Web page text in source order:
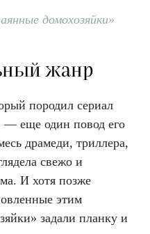
домохозяйки»
жанр
породил сериал
— еще один повод его
драмеди, триллера,
свежо и
И хотя позже
этим
задали планку и